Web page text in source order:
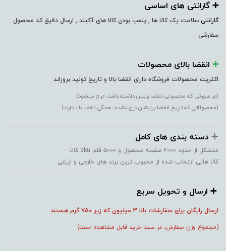
➕️ گارانتی های اساسی
گارانتی سلامت پک کالا ها , پلمپ بودن کالا های آکبند , ارسال دقیق کد محصول
سفارشی
➕️ انقضا بالای محصولات
اکثریت محصولات فروشگاه دارای انقضا بالا و تاریخ تولید بروزاند
(در صورتی که محصولی انقضا پایین داشته باشد، درج میشود)
(محصولاتی که تاریخ انقضا برایشان درج نشده، همگی انقضا بالا دارند)
➕️ دسته بندی های کامل
متشکل از حدود ۲۰۰۰ صفحه محصول و ۵۰۰۰ قلم sku کالا
کالا هایی انتخاب شده از محبوب ترین برند های خارجی و ایرانی
➕️ ارسال و تحویل سریع
ارسال رایگان برای سفارشات بالا 3 میلیون که زیر ۷۵۰ گرم هستند
(مجموع وزن سفارش، در سبد خرید قابل مشاهده است)